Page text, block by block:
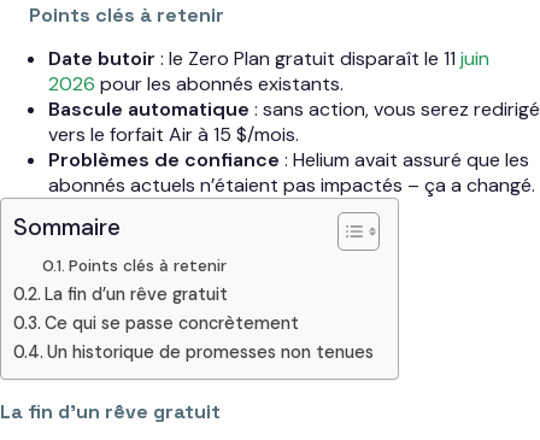
Points clés à retenir
Date butoir : le Zero Plan gratuit disparaît le 11 juin
2026 pour les abonnés existants.
Bascule automatique : sans action, vous serez redirigé
vers le forfait Air à 15 $/mois.
Problèmes de confiance : Helium avait assuré que les
abonnés actuels n’étaient pas impactés – ça a changé.
Sommaire
Points clés à retenir
La fin d’un rêve gratuit
Ce qui se passe concrètement
Un historique de promesses non tenues
La fin d’un rêve gratuit